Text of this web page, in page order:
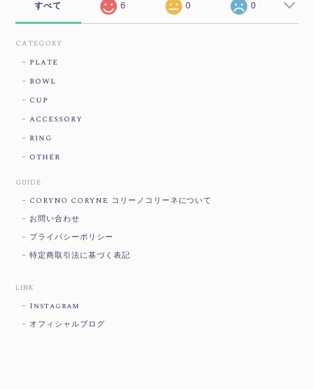
すべて 6 0 0
CATEGORY
plate
bowl
cup
accessory
ring
other
GUIDE
CORYNO CORYNE コリーノコリーネについて
お問い合わせ
プライバシーポリシー
特定商取引法に基づく表記
LINK
Instagram
オフィシャルブログ